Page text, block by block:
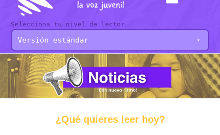
Selecciona tu nivel de lector
¿Qué quieres leer hoy?